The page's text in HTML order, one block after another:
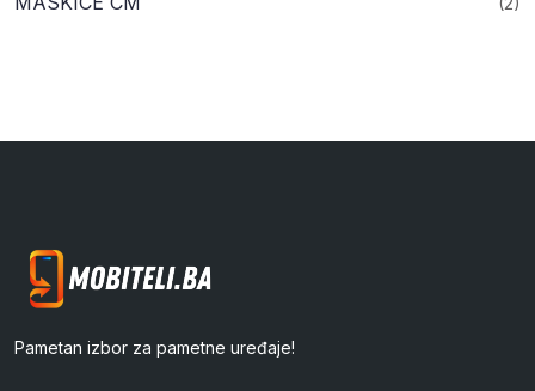
Pametan izbor za pametne uređaje!